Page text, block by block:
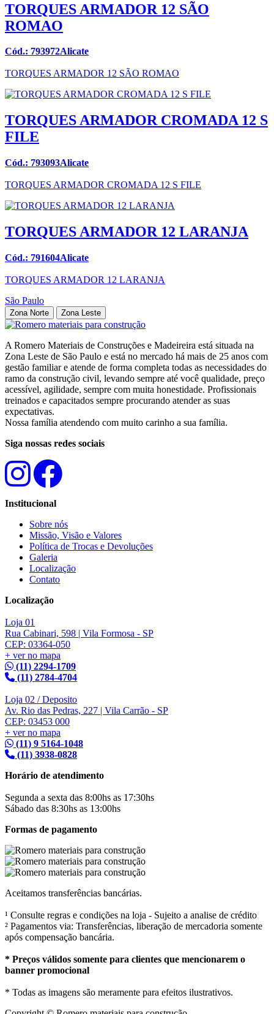
TORQUES ARMADOR 12 SÃO
ROMAO
Cód.: 793972Alicate
TORQUES ARMADOR 12 SÃO ROMAO
TORQUES ARMADOR CROMADA 12 S
FILE
Cód.: 793093Alicate
TORQUES ARMADOR CROMADA 12 S FILE
TORQUES ARMADOR 12 LARANJA
Cód.: 791604Alicate
TORQUES ARMADOR 12 LARANJA
São Paulo
Zona Norte Zona Leste
A Romero Materiais de Construções e Madeireira está situada na
Zona Leste de São Paulo e está no mercado há mais de 25 anos com
gestão familiar e atende de forma completa todas as necessidades do
ramo da construção civil, levando sempre até você qualidade, preço
acessível, agilidade, sempre com muita honestidade. Profissionais
treinados e capacitados sempre procurando atender as suas
expectativas.
Nossa família atendendo com muito carinho a sua família.
Siga nossas redes sociais
Institucional
Sobre nós
Missão, Visão e Valores
Política de Trocas e Devoluções
Galeria
Localização
Contato
Localização
Loja 01
Rua Cabinari, 598 | Vila Formosa - SP
CEP: 03364-050
+ ver no mapa
(11) 2294-1709
(11) 2784-4704
Loja 02 / Deposito
Av. Rio das Pedras, 227 | Vila Carrão - SP
CEP: 03453 000
+ ver no mapa
(11) 9 5164-1048
(11) 3938-0828
Horário de atendimento
Segunda a sexta das 8:00hs as 17:30hs
Sábado das 8:30hs as 13:00hs
Formas de pagamento
Aceitamos transferências bancárias.
¹ Consulte regras e condições na loja - Sujeito a analise de crédito
² Pagamentos via: Transferências, liberação de mercadoria somente
após compensação bancária.
* Preços válidos somente para clientes que mencionarem o
banner promocional
* Todas as imagens são meramente para efeitos ilustrativos.